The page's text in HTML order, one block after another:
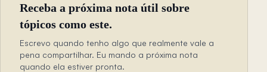
Receba a próxima nota útil sobre
tópicos como este.
Escrevo quando tenho algo que realmente vale a
pena compartilhar. Eu mando a próxima nota
quando ela estiver pronta.